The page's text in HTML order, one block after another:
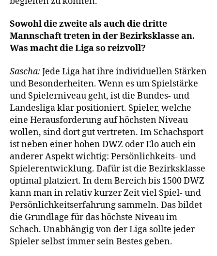
Sowohl die zweite als auch die dritte
Mannschaft treten in der Bezirksklasse an.
Was macht die Liga so reizvoll?
Sascha:Jede Liga hat ihre individuellen Stärken
und Besonderheiten. Wenn es um Spielstärke
und Spielerniveau geht, ist die Bundes- und
Landesliga klar positioniert. Spieler, welche
eine Herausforderung auf höchsten Niveau
wollen, sind dort gut vertreten. Im Schachsport
ist neben einer hohen DWZ oder Elo auch ein
anderer Aspekt wichtig: Persönlichkeits- und
Spielerentwicklung. Dafür ist die Bezirksklasse
optimal platziert. In dem Bereich bis 1500 DWZ
kann man in relativ kurzer Zeit viel Spiel- und
Persönlichkeitserfahrung sammeln. Das bildet
die Grundlage für das höchste Niveau im
Schach. Unabhängig von der Liga sollte jeder
Spieler selbst immer sein Bestes geben.